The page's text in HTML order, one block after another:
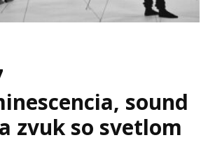
sound
zvuk so svetlom